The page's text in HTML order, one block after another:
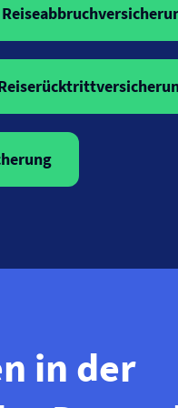
in der